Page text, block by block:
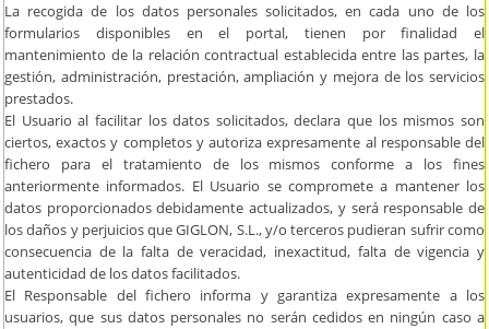
La recogida de los datos personales solicitados, en cada uno de los
formularios disponibles en el portal, tienen por finalidad el
mantenimiento de la relación contractual establecida entre las partes, la
gestión, administración, prestación, ampliación y mejora de los servicios
prestados.
El Usuario al facilitar los datos solicitados, declara que los mismos son
ciertos, exactos y completos y autoriza expresamente al responsable del
fichero para el tratamiento de los mismos conforme a los fines
anteriormente informados. El Usuario se compromete a mantener los
datos proporcionados debidamente actualizados, y será responsable de
los daños y perjuicios que GIGLON, S.L., y/o terceros pudieran sufrir como
consecuencia de la falta de veracidad, inexactitud, falta de vigencia y
autenticidad de los datos facilitados.
El Responsable del fichero informa y garantiza expresamente a los
usuarios, que sus datos personales no serán cedidos en ningún caso a